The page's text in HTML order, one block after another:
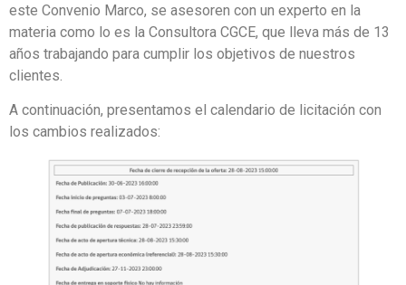
este Convenio Marco, se asesoren con un experto en la
materia como lo es la Consultora CGCE, que lleva más de 13
años trabajando para cumplir los objetivos de nuestros
clientes.
A continuación, presentamos el calendario de licitación con
los cambios realizados: